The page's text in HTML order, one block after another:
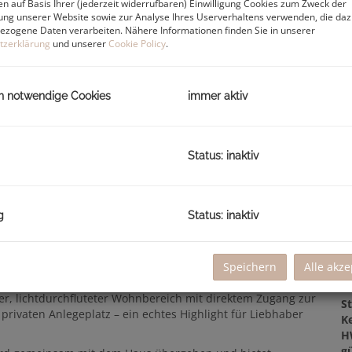
Reihenhaus mit eigenem Bootsliegeplatz (Lizenz
nur wenige Schritte vom Strand entfernt und in
die in wenigen Gehminuten erreichbar ist.
lichtdurchfluteter Wohnbereich mit direktem Zugang zur
Anlegeplatz – ein echtes Highlight für Liebhaber
auf Basis Ihrer (jederzeit widerrufbaren) Einwilligung Cookies zum Zweck der
unserer Website sowie zur Analyse Ihres Userverhaltens verwenden, die
Daten verarbeiten. Nähere Informationen finden Sie in unserer
und unserer Cookie Policy.
notwendige Cookies immer aktiv
Status: inaktiv
Status: inaktiv
Speichern Alle